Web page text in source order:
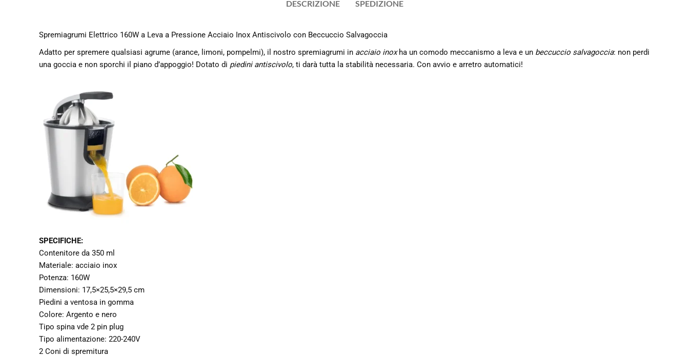
DESCRIZIONE SPEDIZIONE
Spremiagrumi Elettrico 160W a Leva a Pressione Acciaio Inox Antiscivolo con Beccuccio Salvagoccia
Adatto per spremere qualsiasi agrume (arance, limoni, pompelmi), il nostro spremiagrumi in acciaio inoxha un comodo meccanismo a leva e un beccuccio salvagoccia: non perdi
una goccia e non sporchi il piano d’appoggio! Dotato di piedini antiscivolo, ti darà tutta la stabilità necessaria. Con avvio e arretro automatici!
SPECIFICHE:
Contenitore da 350 ml
Materiale: acciaio inox
Potenza: 160W
Dimensioni: 17,5×25,5×29,5 cm
Piedini a ventosa in gomma
Colore: Argento e nero
Tipo spina vde 2 pin plug
Tipo alimentazione: 220-240V
2 Coni di spremitura